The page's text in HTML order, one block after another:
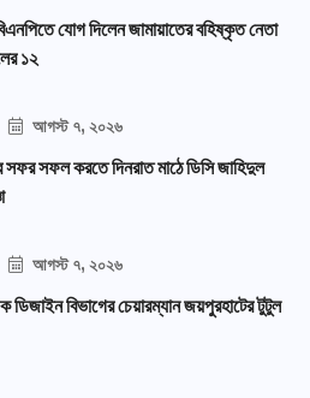
যোগ দিলেন জামায়াতের বহিষ্কৃত নেতা
১২
আগস্ট ৭, ২০২৬
সফর সফল করতে দিনরাত মাঠে ডিসি জাহিদুল
আগস্ট ৭, ২০২৬
ডিজাইন বিভাগের চেয়ারম্যান জয়পুরহাটের টুটুল